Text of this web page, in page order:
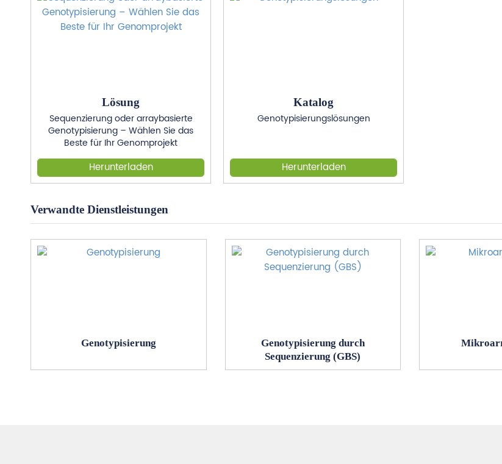
Lösung
Sequenzierung oder arraybasierte
Genotypisierung – Wählen Sie das
Beste für Ihr Genomprojekt
Herunterladen
Katalog
Genotypisierungslösungen
Herunterladen
Verwandte Dienstleistungen
Genotypisierung
Genotypisierung durch
Sequenzierung (GBS)